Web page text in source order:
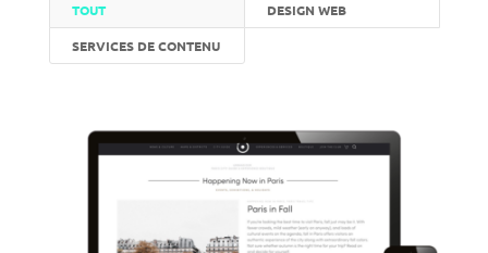
TOUT DESIGN WEB
SERVICES DE CONTENU